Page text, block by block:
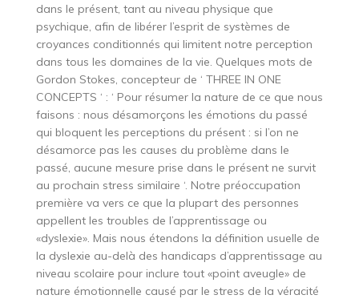
dans le présent, tant au niveau physique que
psychique, afin de libérer l’esprit de systèmes de
croyances conditionnés qui limitent notre perception
dans tous les domaines de la vie. Quelques mots de
Gordon Stokes, concepteur de ‘ THREE IN ONE
CONCEPTS ‘ : ‘ Pour résumer la nature de ce que nous
faisons : nous désamorçons les émotions du passé
qui bloquent les perceptions du présent : si l’on ne
désamorce pas les causes du problème dans le
passé, aucune mesure prise dans le présent ne survit
au prochain stress similaire ‘. Notre préoccupation
première va vers ce que la plupart des personnes
appellent les troubles de l’apprentissage ou
«dyslexie». Mais nous étendons la définition usuelle de
la dyslexie au-delà des handicaps d’apprentissage au
niveau scolaire pour inclure tout «point aveugle» de
nature émotionnelle causé par le stress de la véracité